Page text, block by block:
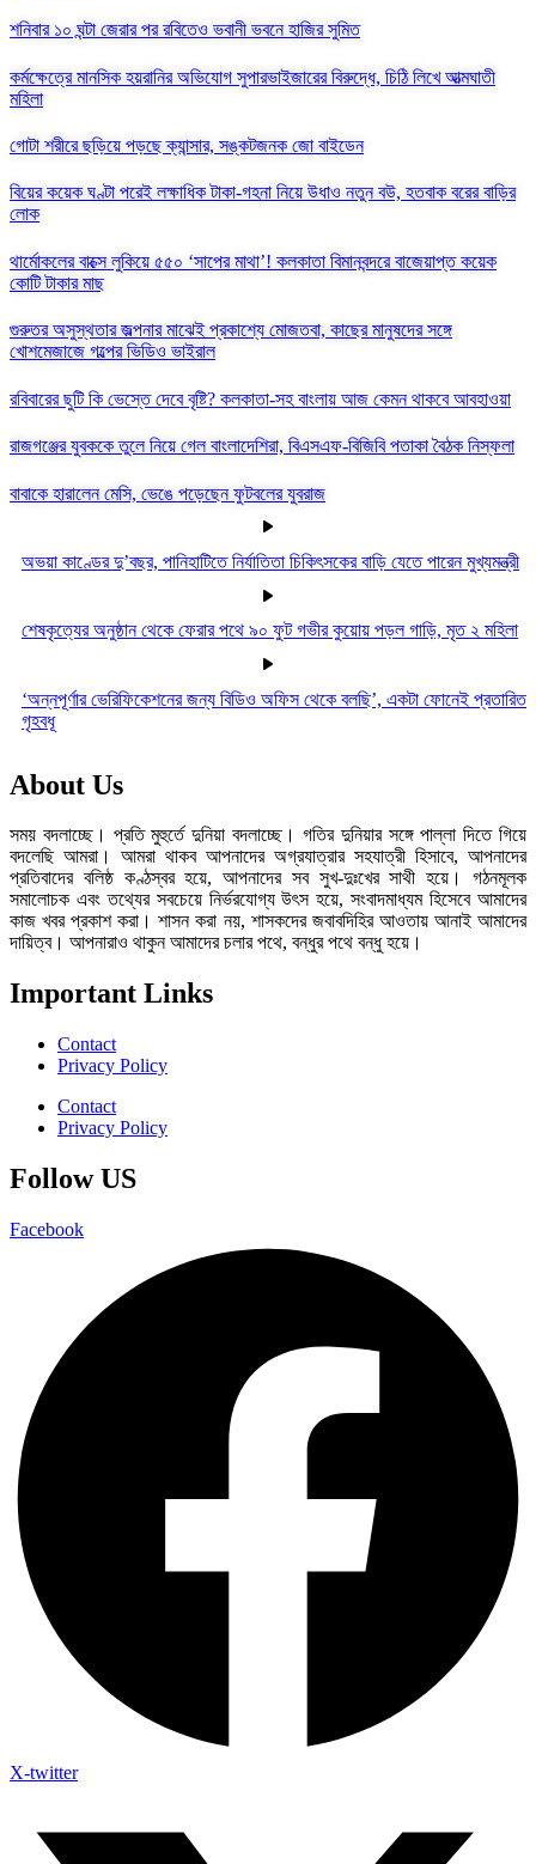
শনিবার ১০ ঘন্টা জেরার পর রবিতেও ভবানী ভবনে হাজির সুমিত
কর্মক্ষেত্রে মানসিক হয়রানির অভিযোগ সুপারভাইজারের বিরুদ্ধে, চিঠি লিখে আত্মঘাতী
মহিলা
গোটা শরীরে ছড়িয়ে পড়ছে ক্যান্সার, সঙ্কটজনক জো বাইডেন
বিয়ের কয়েক ঘণ্টা পরেই লক্ষাধিক টাকা-গহনা নিয়ে উধাও নতুন বউ, হতবাক বরের বাড়ির
লোক
থার্মোকলের বাক্সে লুকিয়ে ৫৫০ ‘সাপের মাথা’! কলকাতা বিমানবন্দরে বাজেয়াপ্ত কয়েক
কোটি টাকার মাছ
গুরুতর অসুস্থতার জল্পনার মাঝেই প্রকাশ্যে মোজতবা, কাছের মানুষদের সঙ্গে
খোশমেজাজে গল্পের ভিডিও ভাইরাল
রবিবারের ছুটি কি ভেস্তে দেবে বৃষ্টি? কলকাতা-সহ বাংলায় আজ কেমন থাকবে আবহাওয়া
রাজগঞ্জের যুবককে তুলে নিয়ে গেল বাংলাদেশিরা, বিএসএফ-বিজিবি পতাকা বৈঠক নিস্ফলা
বাবাকে হারালেন মেসি, ভেঙে পড়েছেন ফুটবলের যুবরাজ
অভয়া কাণ্ডের দু’বছর, পানিহাটিতে নির্যাতিতা চিকিৎসকের বাড়ি যেতে পারেন মুখ্যমন্ত্রী
শেষকৃত্যের অনুষ্ঠান থেকে ফেরার পথে ৯০ ফুট গভীর কুয়োয় পড়ল গাড়ি, মৃত ২ মহিলা
‘অন্নপূর্ণার ভেরিফিকেশনের জন্য বিডিও অফিস থেকে বলছি’, একটা ফোনেই প্রতারিত
গৃহবধূ
About Us
সময় বদলাচ্ছে। প্রতি মুহুর্তে দুনিয়া বদলাচ্ছে। গতির দুনিয়ার সঙ্গে পাল্লা দিতে গিয়ে
বদলেছি আমরা। আমরা থাকব আপনাদের অগ্রযাত্রার সহযাত্রী হিসাবে, আপনাদের
প্রতিবাদের বলিষ্ঠ কণ্ঠস্বর হয়ে, আপনাদের সব সুখ-দুঃখের সাথী হয়ে। গঠনমূলক
সমালোচক এবং তথ্যের সবচেয়ে নির্ভরযোগ্য উ‍ৎস হয়ে, সংবাদমাধ্যম হিসেবে আমাদের
কাজ খবর প্রকাশ করা। শাসন করা নয়, শাসকদের জবাবদিহির আওতায় আনাই আমাদের
দায়িত্ব। আপনারাও থাকুন আমাদের চলার পথে, বন্ধুর পথে বন্ধু হয়ে।
Important Links
Contact
Privacy Policy
Contact
Privacy Policy
Follow US
Facebook
X-twitter